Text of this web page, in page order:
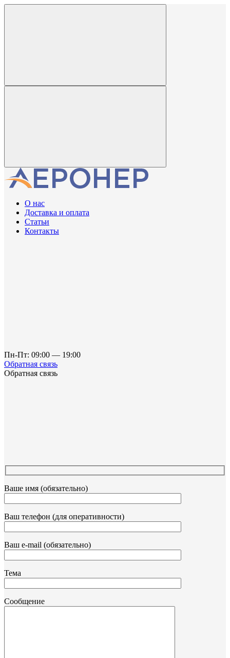
О нас
Доставка и оплата
Статьи
Контакты
Пн-Пт: 09:00 — 19:00
Обратная связь
Обратная связь
Ваше имя (обязательно)
Ваш телефон (для оперативности)
Ваш e-mail (обязательно)
Тема
Сообщение